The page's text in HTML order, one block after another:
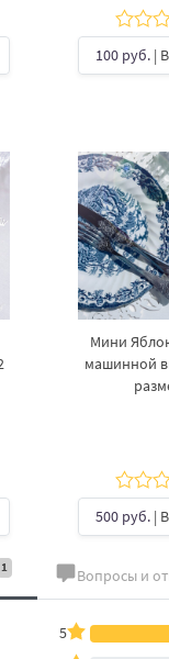
100 руб.|
Мини
машинной
500 руб.|
1 Вопросы и
5